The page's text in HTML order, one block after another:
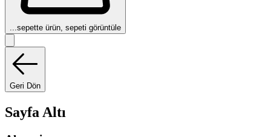
...sepette ürün, sepeti görüntüle
Geri Dön
Sayfa Altı